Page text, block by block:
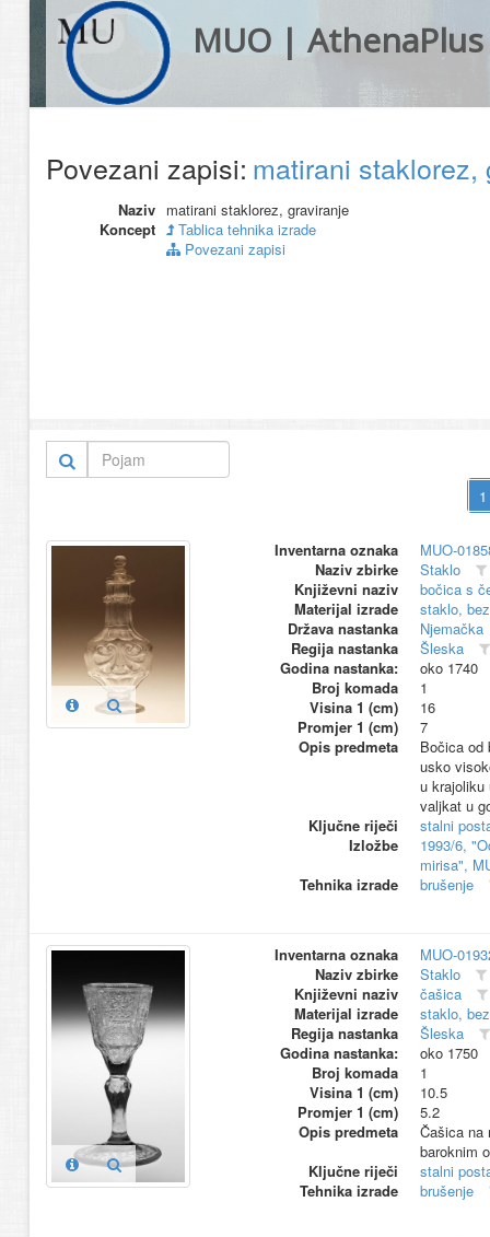
MUO | AthenaPlus
Povezani zapisi: matirani
Naziv matirani staklorez, graviranje
Koncept
Tablica tehnika izrade
Povezani zapisi
Inventarna oznaka
MUO-
Naziv zbirke
Staklo
Književni naziv
bočica s
Materijal izrade
staklo,
Država nastanka
Njemačka
Regija nastanka
Šleska
Godina nastanka:
oko 1740
Broj komada
1
Visina 1 (cm)
16
Promjer 1 (cm)
7
Opis predmeta
Bočica od
usko
u krajoliku
valjkat u
Ključne riječi
stalni
Izložbe
1993/6,
mirisa",
Tehnika izrade
brušenje
Inventarna oznaka
MUO-
Naziv zbirke
Staklo
Književni naziv
čašica
Materijal izrade
staklo,
Regija nastanka
Šleska
Godina nastanka:
oko 1750
Broj komada
1
Visina 1 (cm)
10.5
Promjer 1 (cm)
5.2
Opis predmeta
Čašica na
baroknim
Ključne riječi
stalni
Tehnika izrade
brušenje